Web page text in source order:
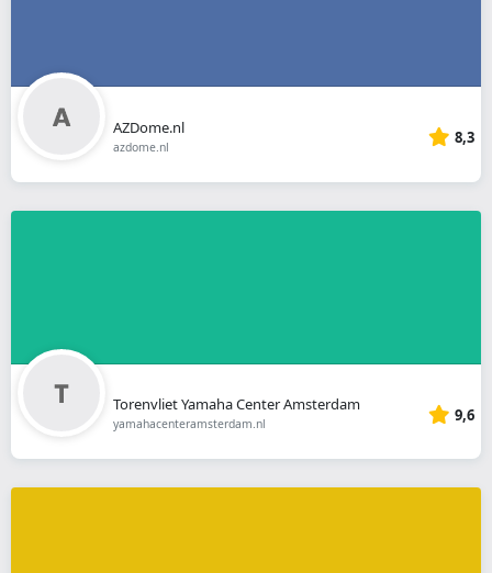
AZDome.nl
azdome.nl 8,3
Torenvliet Yamaha Center Amsterdam
yamahacenteramsterdam.nl 9,6